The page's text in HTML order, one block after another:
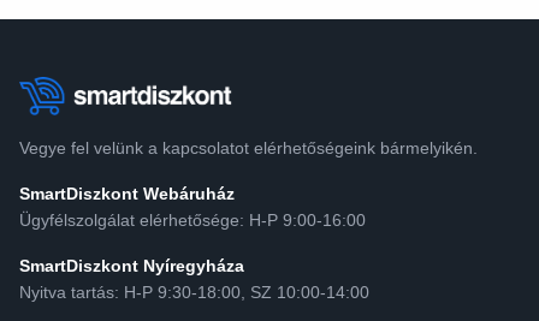
Vegye fel velünk a kapcsolatot elérhetőségeink bármelyikén.
SmartDiszkont Webáruház
Ügyfélszolgálat elérhetősége: H-P 9:00-16:00
SmartDiszkont Nyíregyháza
Nyitva tartás: H-P 9:30-18:00, SZ 10:00-14:00